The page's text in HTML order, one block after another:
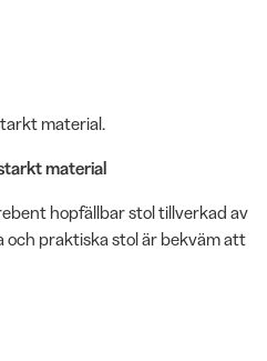
material.
material
hopfällbar stol tillverkad av
praktiska stol är bekväm att